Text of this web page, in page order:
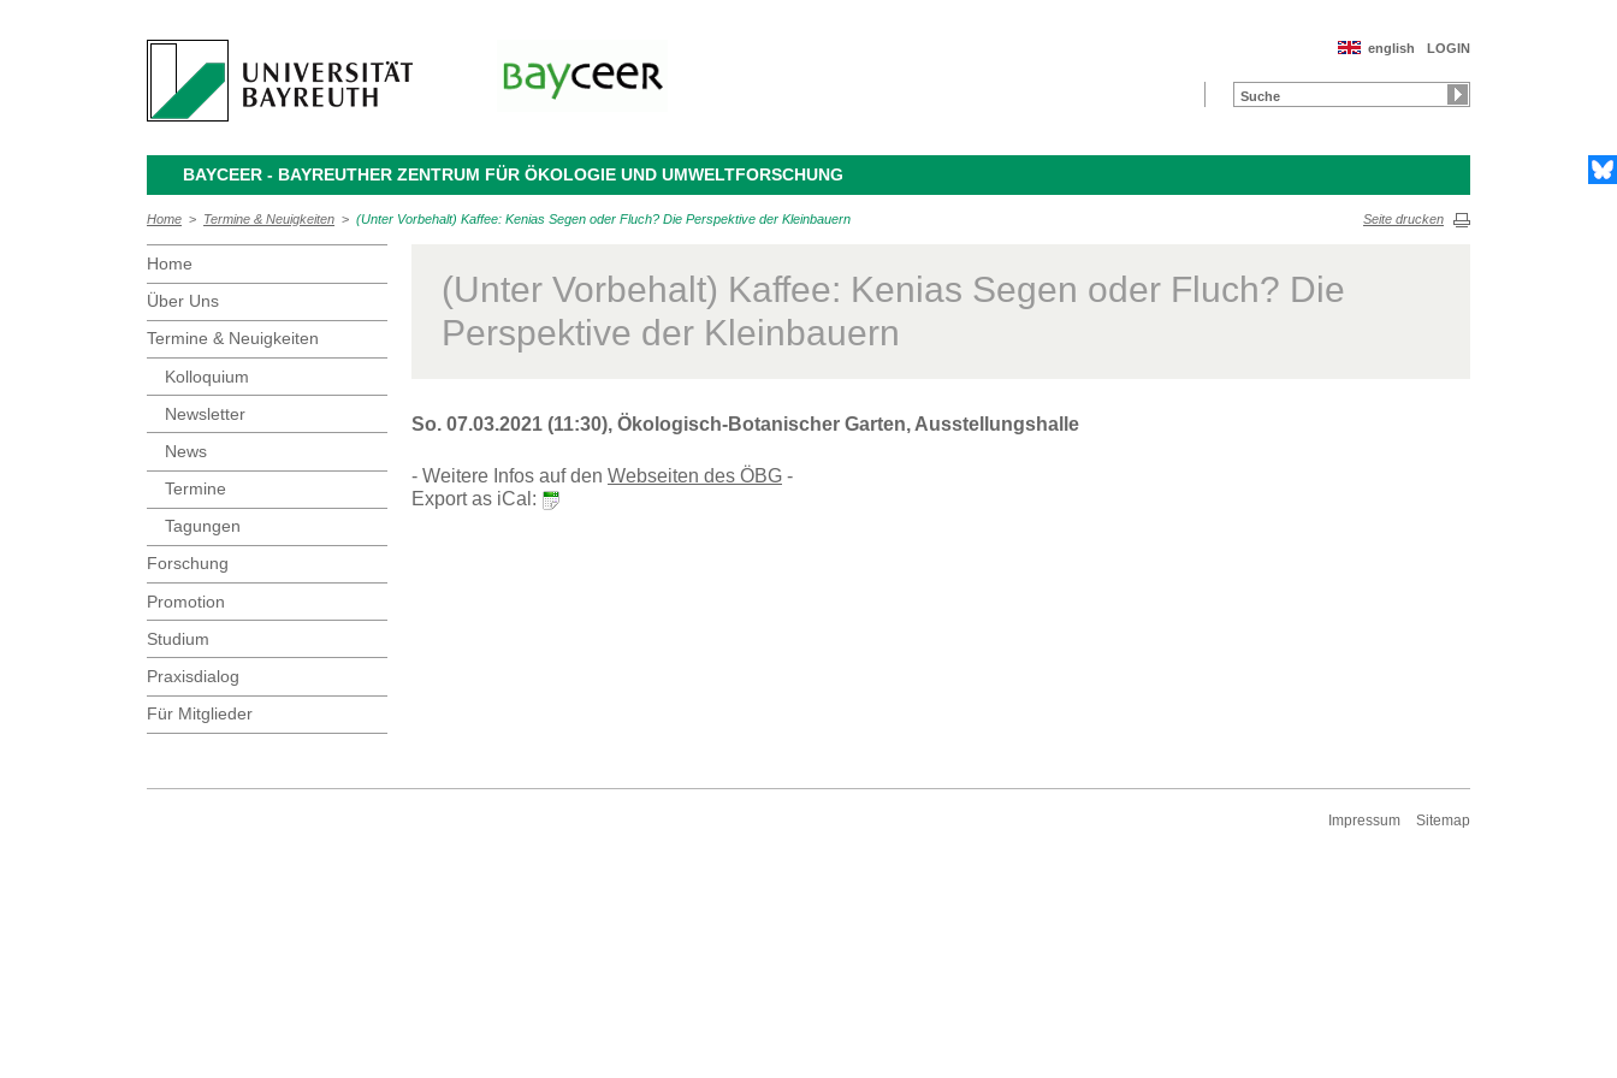
LOGIN
english
BAYCEER - BAYREUTHER ZENTRUM FÜR ÖKOLOGIE UND UMWELTFORSCHUNG
Home > Termine & Neuigkeiten > (Unter Vorbehalt) Kaffee: Kenias Segen oder Fluch? Die Perspektive der Kleinbauern Seite drucken
Home
Über Uns
Termine & Neuigkeiten
Kolloquium
Newsletter
News
Termine
Tagungen
Forschung
Promotion
Studium
Praxisdialog
Für Mitglieder
(Unter Vorbehalt) Kaffee: Kenias Segen oder Fluch? Die
Perspektive der Kleinbauern
So. 07.03.2021 (11:30), Ökologisch-Botanischer Garten, Ausstellungshalle
- Weitere Infos auf den Webseiten des ÖBG -
Export as iCal:
Impressum Sitemap